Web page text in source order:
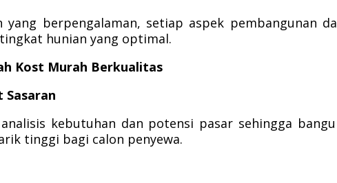
yang berpengalaman, setiap aspek pembangunan
hunian yang optimal.
Kost Murah Berkualitas
Sasaran
kebutuhan dan potensi pasar sehingga
tinggi bagi calon penyewa.